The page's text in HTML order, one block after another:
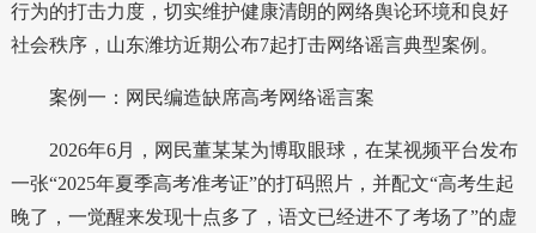
行为的打击力度，切实维护健康清朗的网络舆论环境和良好
社会秩序，山东潍坊近期公布7起打击网络谣言典型案例。
案例一：网民编造缺席高考网络谣言案
2026年6月，网民董某某为博取眼球，在某视频平台发布
一张“2025年夏季高考准考证”的打码照片，并配文“高考生起
晚了，一觉醒来发现十点多了，语文已经进不了考场了”的虚